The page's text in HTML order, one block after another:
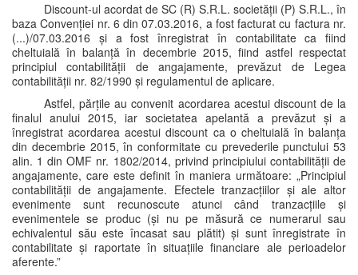
Discount-ul acordat de SC (R) S.R.L. societății (P) S.R.L., în
baza Convenției nr. 6 din 07.03.2016, a fost facturat cu factura nr.
(...)/07.03.2016 și a fost înregistrat în contabilitate ca fiind
cheltuială în balanță în decembrie 2015, fiind astfel respectat
principiul contabilității de angajamente, prevăzut de Legea
contabilității nr. 82/1990 și regulamentul de aplicare.
Astfel, părțile au convenit acordarea acestui discount de la
finalul anului 2015, iar societatea apelantă a prevăzut și a
înregistrat acordarea acestui discount ca o cheltuială în balanța
din decembrie 2015, în conformitate cu prevederile punctului 53
alin. 1 din OMF nr. 1802/2014, privind principiului contabilității de
angajamente, care este definit în maniera următoare: „Principiul
contabilității de angajamente. Efectele tranzacțiilor și ale altor
evenimente sunt recunoscute atunci când tranzacțiile și
evenimentele se produc (și nu pe măsură ce numerarul sau
echivalentul său este încasat sau plătit) și sunt înregistrate în
contabilitate și raportate în situațiile financiare ale perioadelor
aferente.”